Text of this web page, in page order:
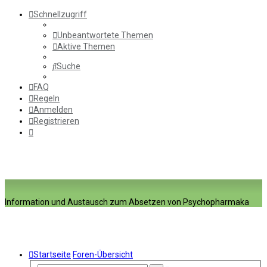
Schnellzugriff
Unbeantwortete Themen
Aktive Themen
Suche
FAQ
Regeln
Anmelden
Registrieren
Information und Austausch zum Absetzen von Psychopharmaka
Startseite Foren-Übersicht